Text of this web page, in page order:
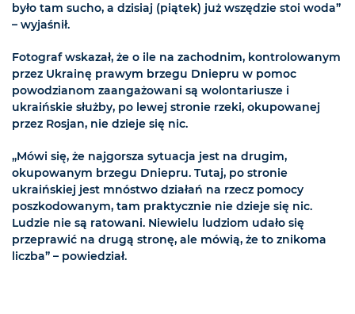
było tam sucho, a dzisiaj (piątek) już wszędzie stoi woda”
– wyjaśnił.
Fotograf wskazał, że o ile na zachodnim, kontrolowanym
przez Ukrainę prawym brzegu Dniepru w pomoc
powodzianom zaangażowani są wolontariusze i
ukraińskie służby, po lewej stronie rzeki, okupowanej
przez Rosjan, nie dzieje się nic.
„Mówi się, że najgorsza sytuacja jest na drugim,
okupowanym brzegu Dniepru. Tutaj, po stronie
ukraińskiej jest mnóstwo działań na rzecz pomocy
poszkodowanym, tam praktycznie nie dzieje się nic.
Ludzie nie są ratowani. Niewielu ludziom udało się
przeprawić na drugą stronę, ale mówią, że to znikoma
liczba” – powiedział.